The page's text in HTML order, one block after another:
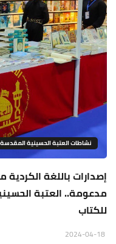
نشاطات العتبة الحسينية المقدسة
مدعومة.. العتبة
للكتاب